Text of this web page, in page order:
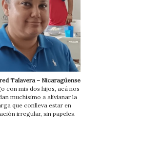
Talavera – Nicaragüense
con mis dos hijos, acá nos
muchísimo a alivianar la
que conlleva estar en
irregular, sin papeles.